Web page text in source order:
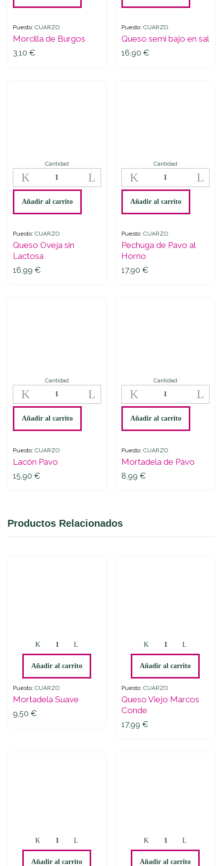
Puesto: CUARZO
Morcilla de Burgos
3,10 €
Puesto: CUARZO
Queso semi bajo en sal
16,90 €
Queso
Oveja
sin
Lactosa
Cantidad
Añadir al carrito
Puesto: CUARZO
Queso Oveja sin
Lactosa
16,99 €
Pechuga
de
Pavo
Cantidad
Añadir al carrito
Puesto: CUARZO
Pechuga de Pavo al
Horno
17,90 €
Lacón
Pavo
quantity
Cantidad
Añadir al carrito
Puesto: CUARZO
Lacón Pavo
15,90 €
Mortadela
de
Pavo
quantity
Cantidad
Añadir al carrito
Puesto: CUARZO
Mortadela de Pavo
8,99 €
Productos Relacionados
Mortadela
quantity
Añadir al carrito
Puesto: CUARZO
Mortadela Suave
9,50 €
Queso
Marcos
quantity
Añadir al carrito
Puesto: CUARZO
Queso Viejo Marcos
Conde
17,99 €
Chicharrón
Ibérico
quantity
Añadir al carrito
Mortadela
de
Pavo
Añadir al carrito